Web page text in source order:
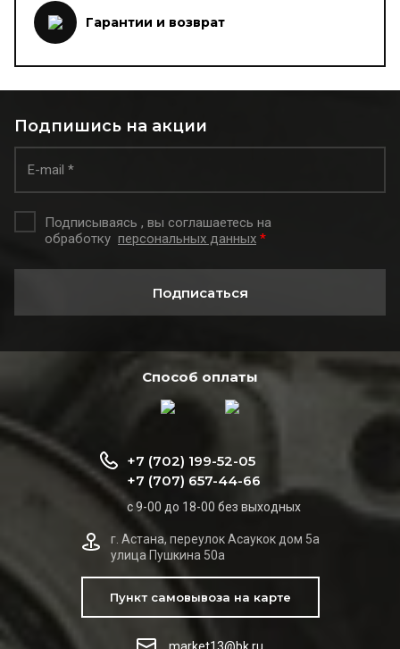
Гарантии и возврат
Подпишись на акции
Подписываясь , вы соглашаетесь на
обработку персональных данных *
Подписаться
Способ оплаты
+7 (702) 199-52-05
+7 (707) 657-44-66
с 9-00 до 18-00 без выходных
г. Астана, переулок Асаукок дом 5а
улица Пушкина 50а
Пункт самовывоза на карте
market13@bk.ru